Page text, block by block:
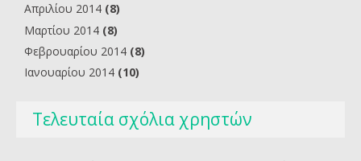
Απριλίου 2014 (8)
Μαρτίου 2014 (8)
Φεβρουαρίου 2014 (8)
Ιανουαρίου 2014 (10)
Τελευταία σχόλια χρηστών